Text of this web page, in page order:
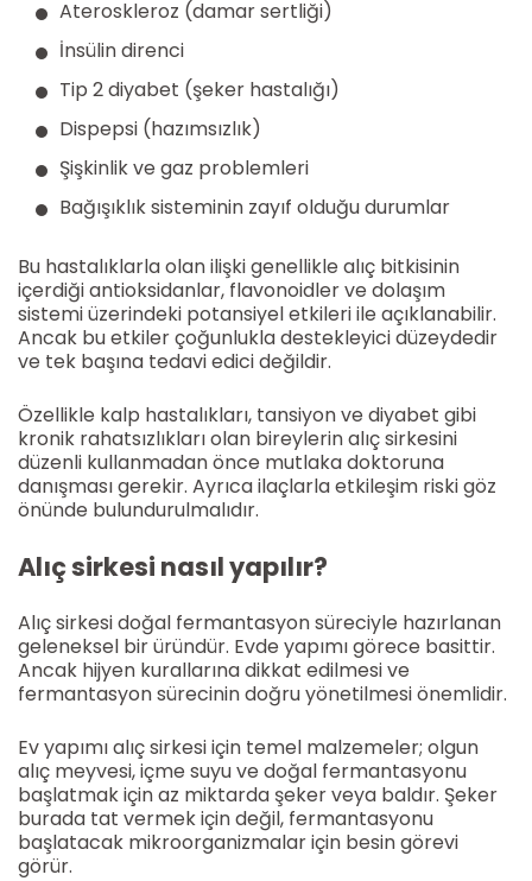
Ateroskleroz (damar sertliği)
İnsülin direnci
Tip 2 diyabet (şeker hastalığı)
Dispepsi (hazımsızlık)
Şişkinlik ve gaz problemleri
Bağışıklık sisteminin zayıf olduğu durumlar
Bu hastalıklarla olan ilişki genellikle alıç bitkisinin
içerdiği antioksidanlar, flavonoidler ve dolaşım
sistemi üzerindeki potansiyel etkileri ile açıklanabilir.
Ancak bu etkiler çoğunlukla destekleyici düzeydedir
ve tek başına tedavi edici değildir.
Özellikle kalp hastalıkları, tansiyon ve diyabet gibi
kronik rahatsızlıkları olan bireylerin alıç sirkesini
düzenli kullanmadan önce mutlaka doktoruna
danışması gerekir. Ayrıca ilaçlarla etkileşim riski göz
önünde bulundurulmalıdır.
Alıç sirkesi nasıl yapılır?
Alıç sirkesi doğal fermantasyon süreciyle hazırlanan
geleneksel bir üründür. Evde yapımı görece basittir.
Ancak hijyen kurallarına dikkat edilmesi ve
fermantasyon sürecinin doğru yönetilmesi önemlidir.
Ev yapımı alıç sirkesi için temel malzemeler; olgun
alıç meyvesi, içme suyu ve doğal fermantasyonu
başlatmak için az miktarda şeker veya baldır. Şeker
burada tat vermek için değil, fermantasyonu
başlatacak mikroorganizmalar için besin görevi
görür.